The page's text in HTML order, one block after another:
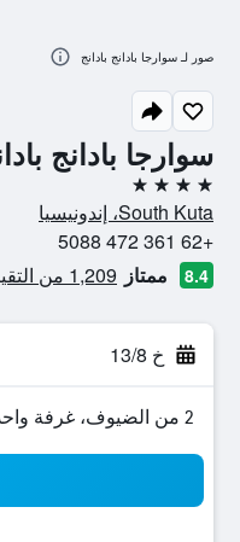
سوارجا بادانج
4 نجوم
South Kuta، إندونيسيا
+62 361 472 5088
8.4 ممتاز 1,209 من التقييمات تم التحقق منها
خ 13/8
2 من الضيوف، غرفة واحدة
صور لـ سوارجا بادانج بادانج